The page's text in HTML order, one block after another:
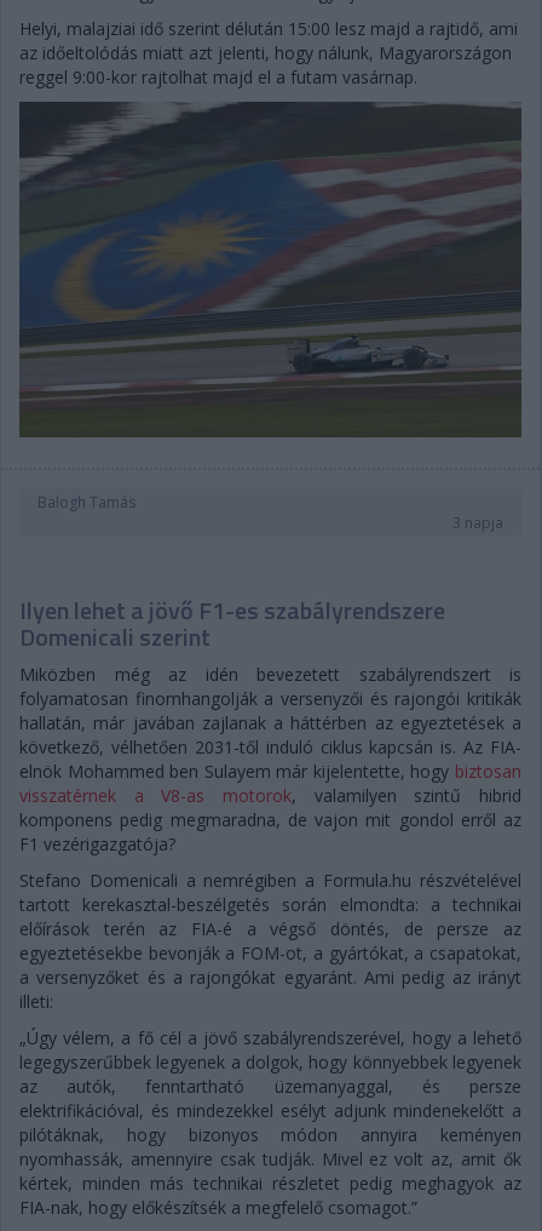
Helyi, malajziai idő szerint délután 15:00 lesz majd a rajtidő, ami
az időeltolódás miatt azt jelenti, hogy nálunk, Magyarországon
reggel 9:00-kor rajtolhat majd el a futam vasárnap.
Balogh Tamás
3 napja
Ilyen lehet a jövő F1-es szabályrendszere
Domenicali szerint
Miközben még az idén bevezetett szabályrendszert is
folyamatosan finomhangolják a versenyzői és rajongói kritikák
hallatán, már javában zajlanak a háttérben az egyeztetések a
következő, vélhetően 2031-től induló ciklus kapcsán is. Az FIA-
elnök Mohammed ben Sulayem már kijelentette, hogy biztosan
visszatérnek a V8-as motorok, valamilyen szintű hibrid
komponens pedig megmaradna, de vajon mit gondol erről az
F1 vezérigazgatója?
Stefano Domenicali a nemrégiben a Formula.hu részvételével
tartott kerekasztal-beszélgetés során elmondta: a technikai
előírások terén az FIA-é a végső döntés, de persze az
egyeztetésekbe bevonják a FOM-ot, a gyártókat, a csapatokat,
a versenyzőket és a rajongókat egyaránt. Ami pedig az irányt
illeti:
„Úgy vélem, a fő cél a jövő szabályrendszerével, hogy a lehető
legegyszerűbbek legyenek a dolgok, hogy könnyebbek legyenek
az autók, fenntartható üzemanyaggal, és persze
elektrifikációval, és mindezekkel esélyt adjunk mindenekelőtt a
pilótáknak, hogy bizonyos módon annyira keményen
nyomhassák, amennyire csak tudják. Mivel ez volt az, amit ők
kértek, minden más technikai részletet pedig meghagyok az
FIA-nak, hogy előkészítsék a megfelelő csomagot.”